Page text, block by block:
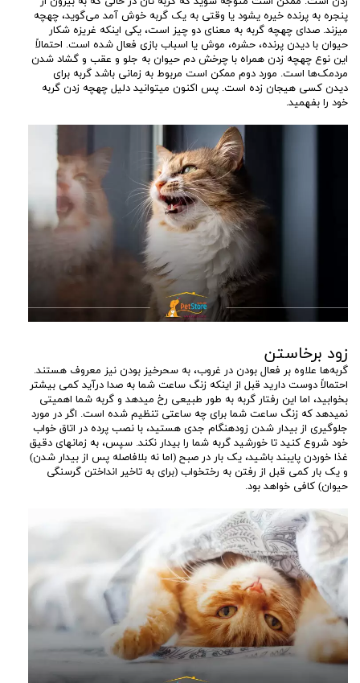
پنجره به پرنده خیره یشود یا وقتی به یک گربه ‌خوش آمد می‌گوید، چهچه
میزند. صدای چهچه گربه به معنای دو چیز است، یکی اینکه غریزه شکار
حیوان با دیدن پرنده، حشره، موش یا اسباب بازی فعال شده است. احتمالاً
این نوع چهچه زدن همراه با چرخش دم حیوان به جلو و عقب و گشاد شدن
مردمک‌ها است. مورد دوم ممکن است مربوط به زمانی باشد گربه برای
دیدن کسی هیجان زده است. پس اکنون میتوانید دلیل چهچه زدن گربه
خود را بفهمید.
زود برخاستن
گربه‌ها علاوه بر فعال بودن در غروب، به سحرخیز بودن نیز معروف هستند.
احتمالاً دوست دارید قبل از اینکه زنگ ساعت شما به صدا درآید کمی بیشتر
بخوابید، اما این رفتار گربه به طور طبیعی رخ میدهد و گربه شما اهمیتی
نمیدهد که زنگ ساعت شما برای چه ساعتی تنظیم شده است. اگر در مورد
جلوگیری از بیدار شدن زودهنگام جدی هستید، با نصب پرده در اتاق خواب
خود شروع کنید تا خورشید گربه شما را بیدار نکند. سپس، به زمانهای دقیق
غذا خوردن پایبند باشید، یک بار در صبح (اما نه بلافاصله پس از بیدار شدن)
و یک بار کمی قبل از رفتن به رختخواب (برای به تاخیر انداختن گرسنگی
حیوان) کافی خواهد بود.